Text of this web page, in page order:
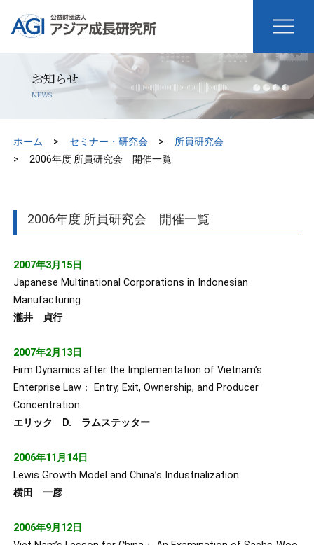
お知らせ
NEWS
ホーム セミナー・研究会
所員研究会
2006年度 所員研究会 開催一覧
2006年度 所員研究会 開催一覧
2007年3月15日
Japanese Multinational Corporations in Indonesian
Manufacturing
瀧井 貞行
2007年2月13日
Firm Dynamics after the Implementation of Vietnam’s
Enterprise Law： Entry, Exit, Ownership, and Producer
Concentration
エリック D. ラムステッター
2006年11月14日
Lewis Growth Model and China’s Industrialization
横田 一彦
2006年9月12日